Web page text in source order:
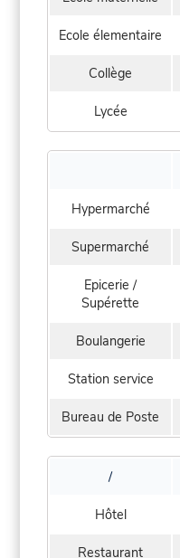
Ecole élementaire
Collège
Lycée
Hypermarché
Supermarché
Epicerie /
Supérette
Boulangerie
Station service
Bureau de Poste
/
Hôtel
Restaurant